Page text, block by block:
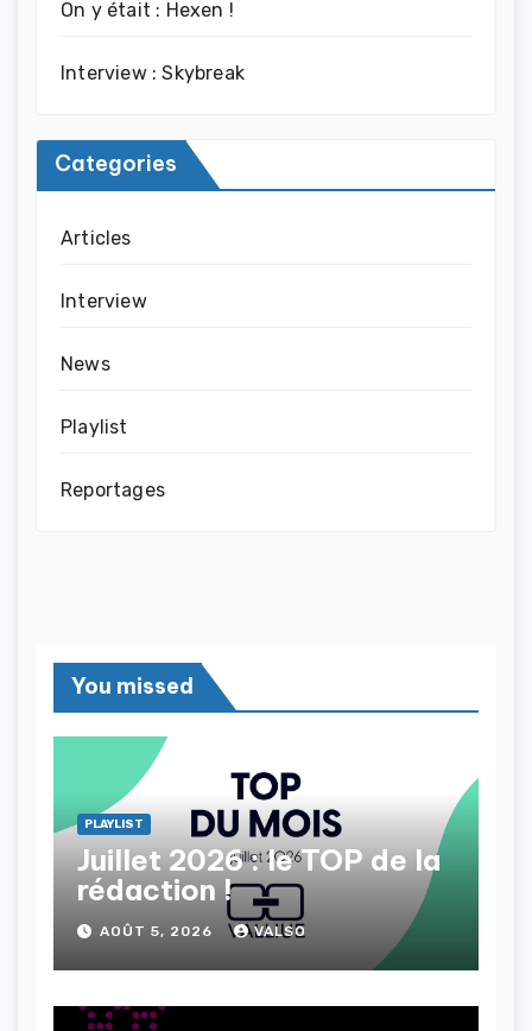
On y était : Hexen !
Interview : Skybreak
Categories
Articles
Interview
News
Playlist
Reportages
You missed
PLAYLIST
Juillet 2026 : le TOP de la
rédaction !
AOÛT 5, 2026 VALSO